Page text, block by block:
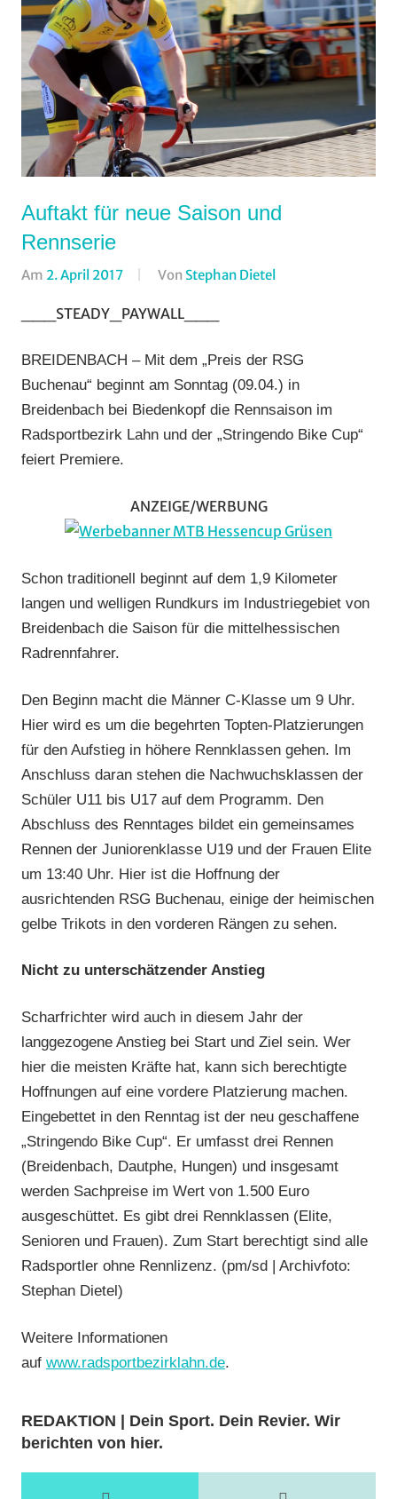
Auftakt für neue Saison und
Rennserie
Am 2. April 2017 Von Stephan Dietel
RSG
Buchenau
Rundstrecke
Strasse,
___STEADY_PAYWALL___
BREIDENBACH – Mit dem „Preis der RSG
Buchenau“ beginnt am Sonntag (09.04.) in
Breidenbach bei Biedenkopf die Rennsaison im
Radsportbezirk Lahn und der „Stringendo Bike Cup“
feiert Premiere.
ANZEIGE/WERBUNG
Schon traditionell beginnt auf dem 1,9 Kilometer
langen und welligen Rundkurs im Industriegebiet von
Breidenbach die Saison für die mittelhessischen
Radrennfahrer.
Den Beginn macht die Männer C-Klasse um 9 Uhr.
Hier wird es um die begehrten Topten-Platzierungen
für den Aufstieg in höhere Rennklassen gehen. Im
Anschluss daran stehen die Nachwuchsklassen der
Schüler U11 bis U17 auf dem Programm. Den
Abschluss des Renntages bildet ein gemeinsames
Rennen der Juniorenklasse U19 und der Frauen Elite
um 13:40 Uhr. Hier ist die Hoffnung der
ausrichtenden RSG Buchenau, einige der heimischen
gelbe Trikots in den vorderen Rängen zu sehen.
Nicht zu unterschätzender Anstieg
Scharfrichter wird auch in diesem Jahr der
langgezogene Anstieg bei Start und Ziel sein. Wer
hier die meisten Kräfte hat, kann sich berechtigte
Hoffnungen auf eine vordere Platzierung machen.
Eingebettet in den Renntag ist der neu geschaffene
„Stringendo Bike Cup“. Er umfasst drei Rennen
(Breidenbach, Dautphe, Hungen) und insgesamt
werden Sachpreise im Wert von 1.500 Euro
ausgeschüttet. Es gibt drei Rennklassen (Elite,
Senioren und Frauen). Zum Start berechtigt sind alle
Radsportler ohne Rennlizenz. (pm/sd | Archivfoto:
Stephan Dietel)
Weitere Informationen
auf www.radsportbezirklahn.de.
REDAKTION | Dein Sport. Dein Revier. Wir
berichten von hier.